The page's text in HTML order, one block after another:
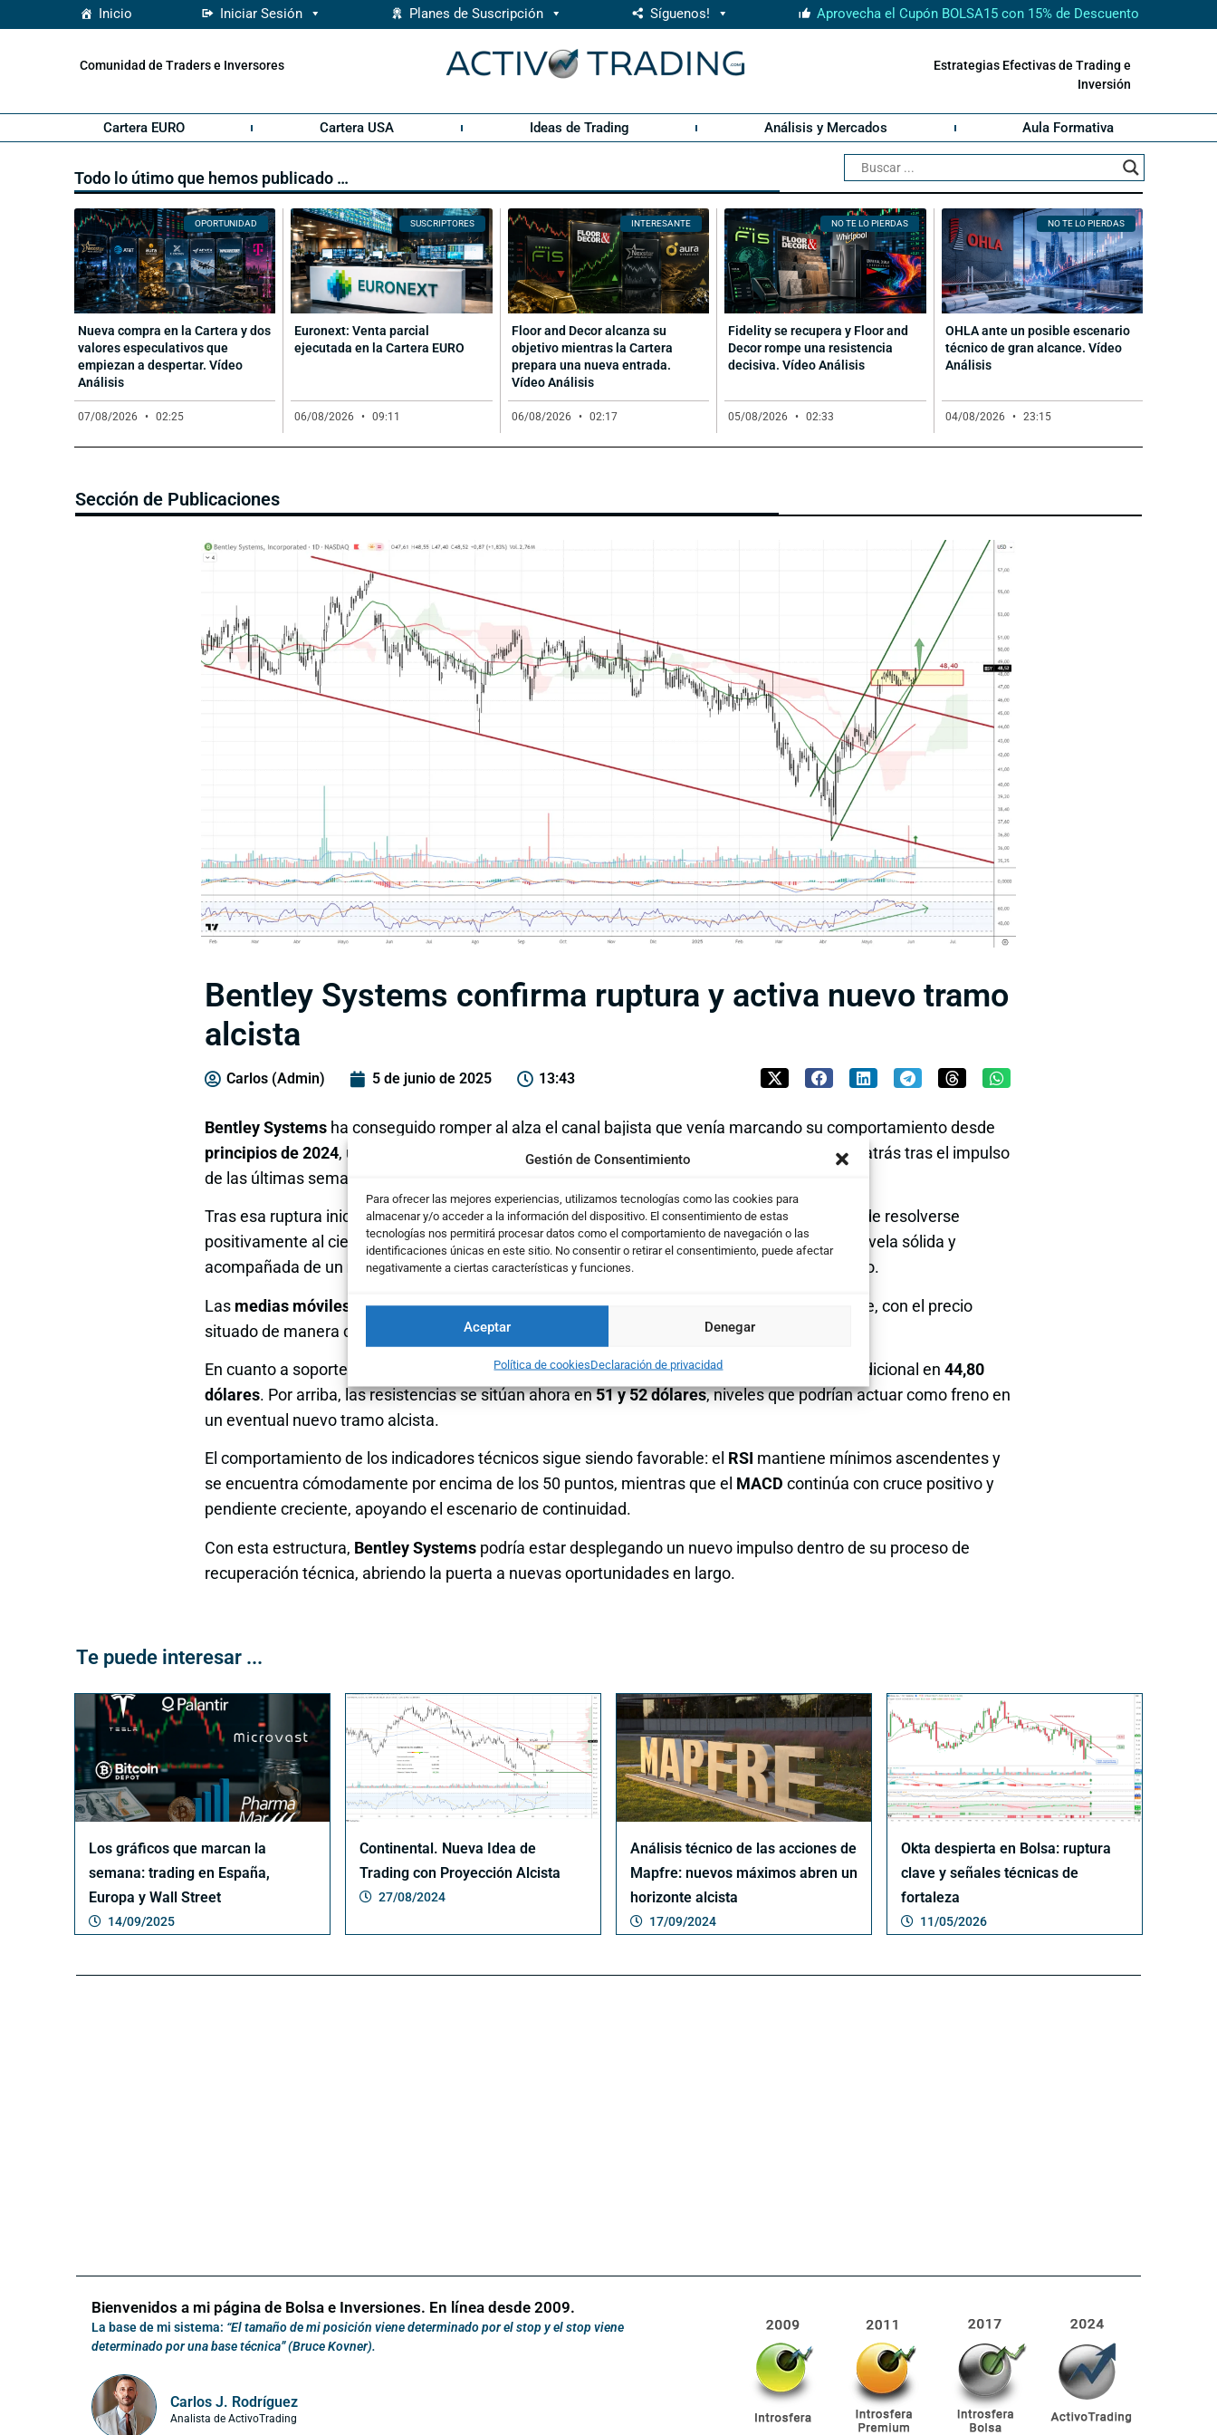
Gestión de Consentimiento
Para ofrecer las mejores experiencias, utilizamos tecnologías como las cookies para
almacenar y/o acceder a la información del dispositivo. El consentimiento de estas
tecnologías nos permitirá procesar datos como el comportamiento de navegación o las
identificaciones únicas en este sitio. No consentir o retirar el consentimiento, puede afectar
negativamente a ciertas características y funciones.
Aceptar Denegar
Política de cookiesDeclaración de privacidad
Inicio Iniciar Sesión Planes de Suscripción Síguenos! Aprovecha el Cupón BOLSA15 con 15% de Descuento
Comunidad de Traders e Inversores
Estrategias Efectivas de Trading e
Inversión
Cartera EURO Cartera USA Ideas de Trading Análisis y Mercados Aula Formativa
Todo lo útimo que hemos publicado …
OPORTUNIDAD
Nueva compra en la Cartera y dos
valores especulativos que
empiezan a despertar. Vídeo
Análisis
07/08/2026 02:25
SUSCRIPTORES
Euronext: Venta parcial
ejecutada en la Cartera EURO
06/08/2026 09:11
INTERESANTE
Floor and Decor alcanza su
objetivo mientras la Cartera
prepara una nueva entrada.
Vídeo Análisis
06/08/2026 02:17
NO TE LO PIERDAS
Fidelity se recupera y Floor and
Decor rompe una resistencia
decisiva. Vídeo Análisis
05/08/2026 02:33
NO TE LO PIERDAS
OHLA ante un posible escenario
técnico de gran alcance. Vídeo
Análisis
04/08/2026 23:15
Sección de Publicaciones
Bentley Systems confirma ruptura y activa nuevo tramo
alcista
Carlos (Admin) 5 de junio de 2025 13:43
Bentley Systems ha conseguido romper al alza el canal bajista que venía marcando su comportamiento desde
principios de 2024, un canal que delimitaba perfectamente la corrección y que ahora queda atrás tras el impulso
de las últimas semanas.
Tras esa ruptura inicial, el precio ha construido unafase de consolidación lateralque acaba de resolverse
positivamente al cierre de ayer,superando la resistencia clave de los 48,40 dólarescon una vela sólida y
acompañada de un
notable aumento de volumen, lo que refuerza la fiabilidad del movimiento.
Las medias móviles de 20 y 50 sesionesya muestran pendiente positiva y un cruce favorable, con el precio
situado de manera clara por encima de ambas referencias técnicas.
En cuanto a soportes, los niveles a vigilar quedan en los47 y 46,10 dólares , con un soporte adicional en 44,80
dólares. Por arriba, las resistencias se sitúan ahora en51 y 52 dólares, niveles que podrían actuar como freno en
un eventual nuevo tramo alcista.
El comportamiento de los indicadores técnicos sigue siendo favorable: el RSI mantiene mínimos ascendentes y
se encuentra cómodamente por encima de los 50 puntos, mientras que el MACD continúa con cruce positivo y
pendiente creciente, apoyando el escenario de continuidad.
Con esta estructura, Bentley Systems podría estar desplegando un nuevo impulso dentro de su proceso de
recuperación técnica, abriendo la puerta a nuevas oportunidades en largo.
Te puede interesar ...
Los gráficos que marcan la
semana: trading en España,
Europa y Wall Street
14/09/2025
Continental. Nueva Idea de
Trading con Proyección Alcista
27/08/2024
Análisis técnico de las acciones de
Mapfre: nuevos máximos abren un
horizonte alcista
17/09/2024
Okta despierta en Bolsa: ruptura
clave y señales técnicas de
fortaleza
11/05/2026
Bienvenidos a mi página de Bolsa e Inversiones. En línea desde 2009.
La base de mi sistema: “El tamaño de mi posición viene determinado por el stop y el stop viene
determinado por una base técnica” (Bruce Kovner).
Carlos J. Rodríguez
Analista de ActivoTrading